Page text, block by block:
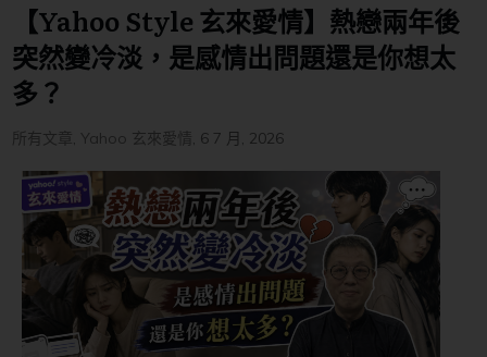
【Yahoo Style 玄來愛情】熱戀兩年後
突然變冷淡，是感情出問題還是你想太
多？
所有文章 , Yahoo 玄來愛情 , 6 7 月, 2026